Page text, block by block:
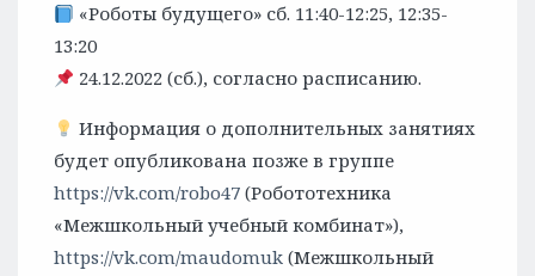
«Роботы будущего» сб. 11:40-12:25, 12:35-
13:20
24.12.2022 (сб.), согласно расписанию.
Информация о дополнительных занятиях
будет опубликована позже в группе
https://vk.com/robo47 (Робототехника
«Межшкольный учебный комбинат»),
https://vk.com/maudomuk (Межшкольный